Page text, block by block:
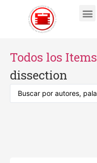
Todos los Items
dissection